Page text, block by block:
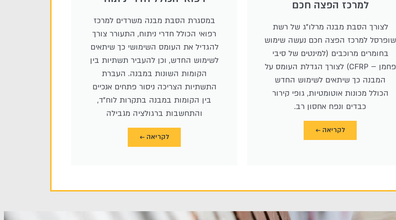
למרכז הפצה חכם
לצורך הסבת מבנה מרלו"ג של רשת
שופרסל למרכז הפצה חכם נעשה שימוש
בחומרים מרוכבים (למינטים של סיבי
פחמן – CFRP) לצורך הגדלת העומס על
המבנה כך שיתאים לשימוש החדש
הכולל מכונות אוטומטיות, גופי קירור
כבדים ונפח אחסון רב.
לקריאה ←
במסגרת הסבת מבנה משרדים למרכז
רפואי הכולל חדרי ניתוח, התעורר צורך
להגדיל את העומס השימושי כך שיתאים
לשימוש החדש, וכן להעביר תשתיות בין
הקומות השונות במבנה. העברת
התשתיות הצריכה ניסור פתחים אנכיים
בין הקומות במבנה בתקרות לוח"ד,
והתחשבות ברגולציה מגבילה
לקריאה ←